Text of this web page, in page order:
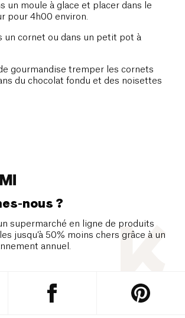
un moule à glace et placer dans le
pour 4h00 environ.
un cornet ou dans un petit pot à
gourmandise tremper les cornets
du chocolat fondu et des noisettes
nous ?
supermarché en ligne de produits
jusqu’à 50% moins chers grâce à un
annuel.